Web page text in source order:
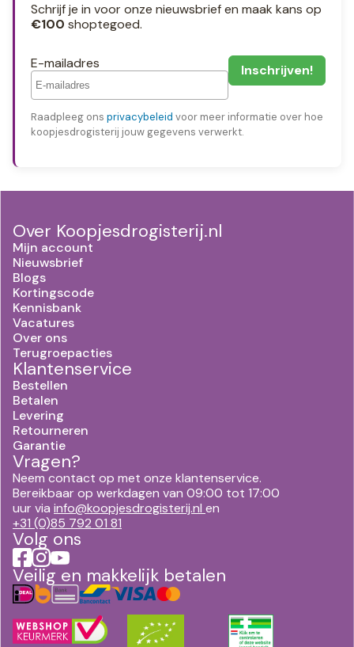
Schrijf je in voor onze nieuwsbrief en maak kans op
€100 shoptegoed.
E-mailadres
Raadpleeg ons privacybeleid voor meer informatie over hoe
koopjesdrogisterij jouw gegevens verwerkt.
Over Koopjesdrogisterij.nl
Mijn account
Nieuwsbrief
Blogs
Kortingscode
Kennisbank
Vacatures
Over ons
Terugroepacties
Klantenservice
Bestellen
Betalen
Levering
Retourneren
Garantie
Vragen?
Neem contact op met onze klantenservice.
Bereikbaar op werkdagen van 09:00 tot 17:00
uur via info@koopjesdrogisterij.nl en
+31 (0)85 792 01 81
Volg ons
Veilig en makkelijk betalen